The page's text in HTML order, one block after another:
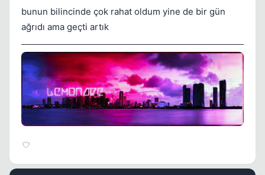
bunun bilincinde çok rahat oldum yine de bir gün
ağrıdı ama geçti artık